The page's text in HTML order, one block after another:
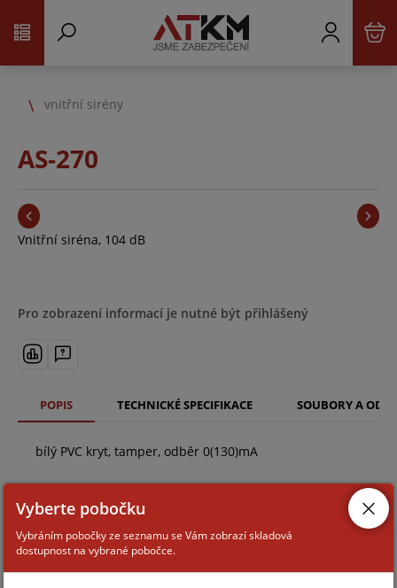
vnitřní sirény
AS-270
Vnitřní siréna, 104 dB
Pro zobrazení informací je nutné být přihlášený
POPIS TECHNICKÉ SPECIFIKACE SOUBORY A
bílý PVC kryt, tamper, odběr 0(130)mA
ZAŘAZENÍ ZBOŽÍ
Vyberte pobočku
Vybráním pobočky ze seznamu se Vám zobrazí skladová
dostupnost na vybrané pobočce.